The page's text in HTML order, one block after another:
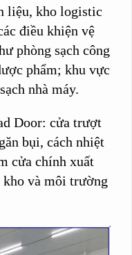
liệu, kho logistic
điều khiện vệ
phòng sạch công
phẩm; khu vực
nhà máy.
Door: cửa trượt
bụi, cách nhiệt
cửa chính xuất
kho và môi trường